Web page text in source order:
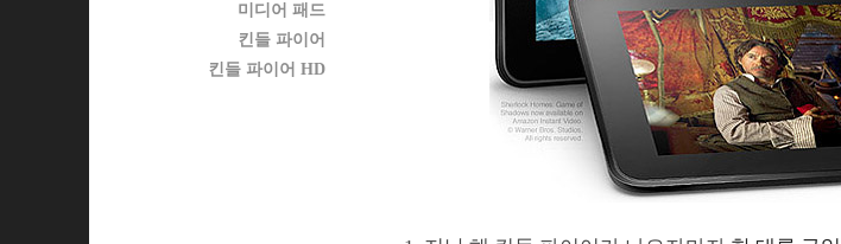
미디어 패드
킨들 파이어
킨들 파이어 HD